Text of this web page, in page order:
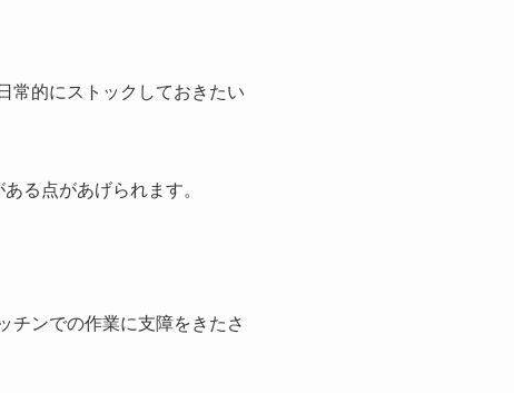
常的にストックしておきたい
る点があげられます。
チンでの作業に支障をきたさ